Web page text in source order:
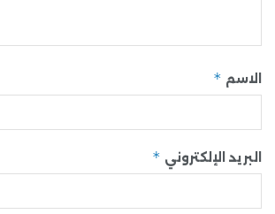
الاسم *
البريد الإلكتروني *